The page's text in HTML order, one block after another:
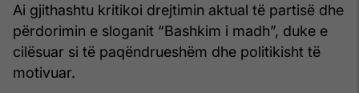
Ai gjithashtu kritikoi drejtimin aktual të partisë dhe
përdorimin e sloganit “Bashkim i madh”, duke e
cilësuar si të paqëndrueshëm dhe politikisht të
motivuar.